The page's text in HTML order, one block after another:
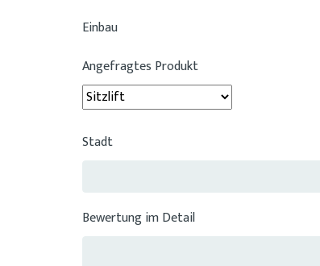
Einbau
Angefragtes Produkt
Stadt
Bewertung im Detail